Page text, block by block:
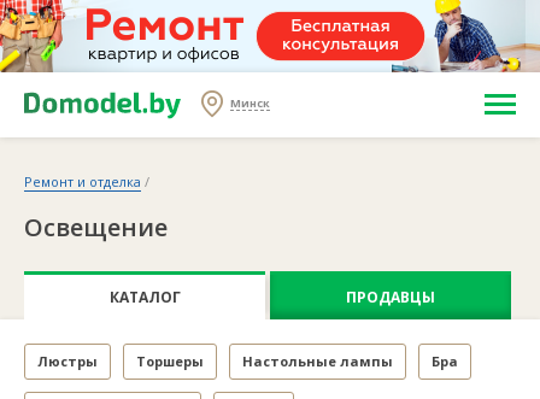
Минск
Ремонт и отделка /
Освещение
КАТАЛОГ ПРОДАВЦЫ
Люстры Торшеры Настольные лампы Бра